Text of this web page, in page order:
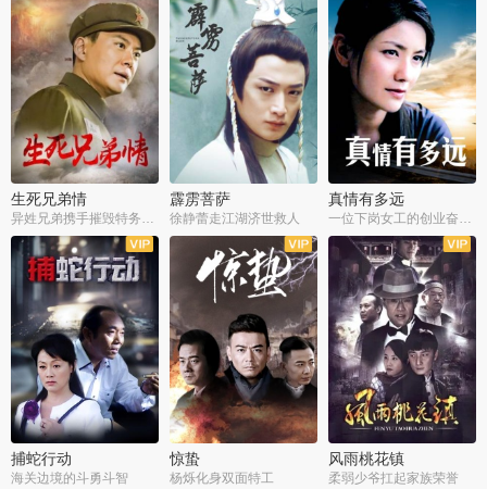
生死兄弟情
异姓兄弟携手摧毁特务阴谋
霹雳菩萨
徐静蕾走江湖济世救人
真情有多远
一位下岗女工的创业奋斗史
全22集
捕蛇行动
海关边境的斗勇斗智
全39集
惊蛰
杨烁化身双面特工
全36集
风雨桃花镇
柔弱少爷扛起家族荣誉